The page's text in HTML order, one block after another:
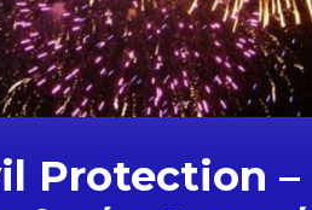
Protection –